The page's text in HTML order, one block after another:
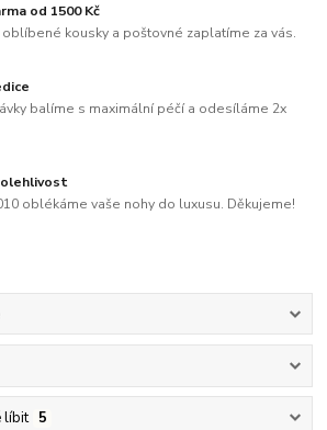
od 1500 Kč
kousky a poštovné zaplatíme za vás.
balíme s maximální péčí a odesíláme 2x
oblékáme vaše nohy do luxusu. Děkujeme!
líbit 5